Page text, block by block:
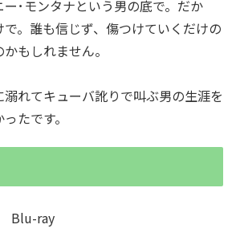
･モンタナという男の底で。だか
。誰も信じず、傷つけていくだけの
もしれません。
れてキューバ訛りで叫ぶ男の生涯を
たです。
Blu-ray